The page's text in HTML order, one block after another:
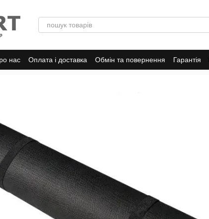
нас Оплата і доставка Обмін та повернення Гарантія
Відгуки про магазин